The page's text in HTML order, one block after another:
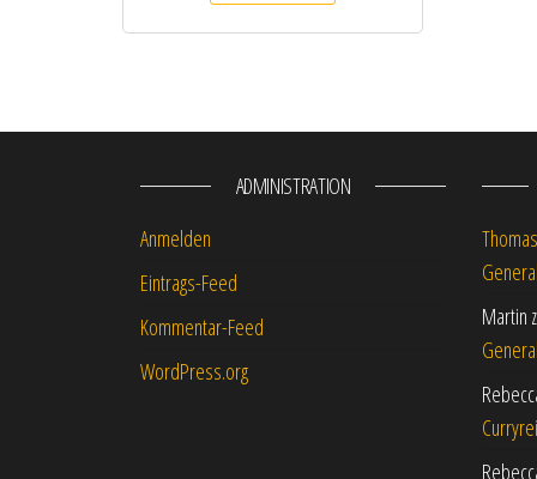
ADMINISTRATION
Anmelden
Eintrags-Feed
Kommentar-Feed
WordPress.org
Thomas
Martin